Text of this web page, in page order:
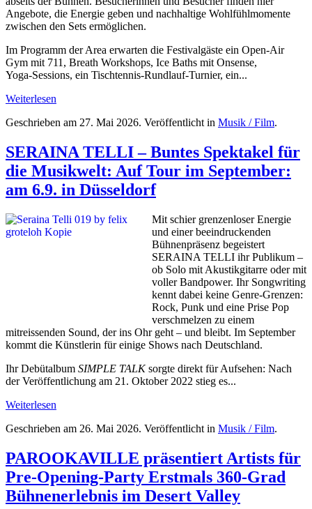
Angebote, die Energie geben und nachhaltige Wohlfühlmomente
zwischen den Sets ermöglichen.
Im Programm der Area erwarten die Festivalgäste ein Open‑Air
Gym mit 711, Breath Workshops, Ice Baths mit Onsense,
Yoga‑Sessions, ein Tischtennis‑Rundlauf‑Turnier, ein...
Weiterlesen
Geschrieben am 27. Mai 2026. Veröffentlicht in Musik / Film.
SERAINA TELLI – Buntes Spektakel für
die Musikwelt: Auf Tour im September:
am 6.9. in Düsseldorf
Mit schier grenzenloser Energie
und einer beeindruckenden
Bühnenpräsenz begeistert
SERAINA TELLI ihr Publikum –
ob Solo mit Akustikgitarre oder mit
voller Bandpower. Ihr Songwriting
kennt dabei keine Genre-Grenzen:
Rock, Punk und eine Prise Pop
verschmelzen zu einem
mitreissenden Sound, der ins Ohr geht – und bleibt. Im September
kommt die Künstlerin für einige Shows nach Deutschland.
Ihr Debütalbum SIMPLE TALKsorgte direkt für Aufsehen: Nach
der Veröffentlichung am 21. Oktober 2022 stieg es...
Weiterlesen
Geschrieben am 26. Mai 2026. Veröffentlicht in Musik / Film.
PAROOKAVILLE präsentiert Artists für
Pre-Opening-Party Erstmals 360-Grad
Bühnenerlebnis im Desert Valley